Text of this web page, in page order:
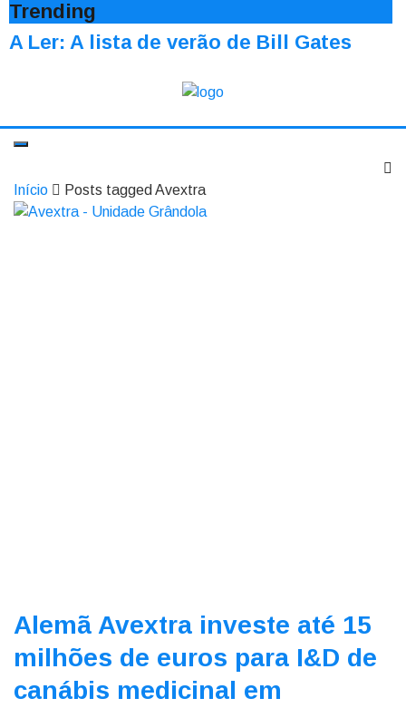
Trending
A Ler: A lista de verão de Bill Gates
Início Posts tagged Avextra
Alemã Avextra investe até 15
milhões de euros para I&D de
canábis medicinal em